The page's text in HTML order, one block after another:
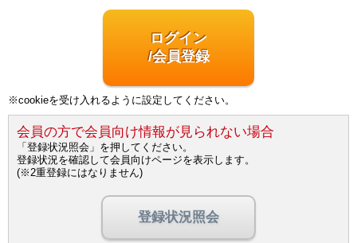
ログイン
/会員登録
※cookieを受け入れるように設定してください。
会員の方で会員向け情報が見られない場合
「登録状況照会」を押してください。
登録状況を確認して会員向けページを表示します。
(※2重登録にはなりません)
登録状況照会